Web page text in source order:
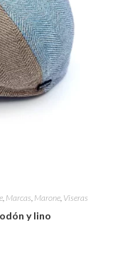
Marcas Marone Viseras
y lino